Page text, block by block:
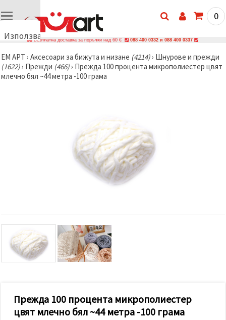
Използваме
🍪
Използваме
бисквитки
показваме
релевантно
съдържание
и реклами,
включително
с помощта
маркетинг.
Можеш да
0
Безплатна доставка за поръчки над 60 € 088 400 0332 и 088 400 0337
ЕМ АРТ › Аксесоари за бижута и низане (4214)› Шнурове и прежди
(1622)› Прежди (466)› Прежда 100 процента микрополиестер цвят
млечно бял ~44 метра -100 грама
Прежда 100 процента микрополиестер
цвят млечно бял ~44 метра -100 грама